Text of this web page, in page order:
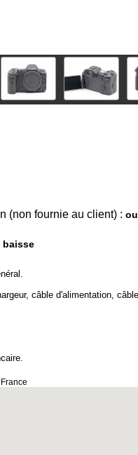
(non fournie au client) :
baisse
câble d'alimentation,